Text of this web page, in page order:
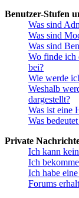
Benutzer-Stufen
Was sind
Was sind
Was sind
Wo finde ich
bei?
Wie werde
Weshalb
dargestellt?
Was ist eine
Was
Private
Ich kann
Ich
Ich habe
Forums